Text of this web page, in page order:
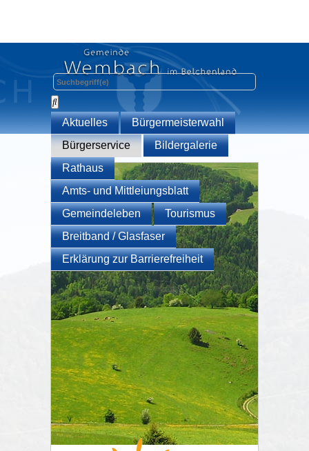
Aktuelles
Bürgermeisterwahl
Bürgerservice
Bildergalerie
Rathaus
Amts- und Mittleiungsblatt
Gemeindeleben
Tourismus
Breitband / Glasfaser
Erklärung zur Barrierefreiheit